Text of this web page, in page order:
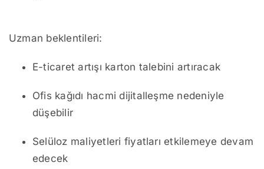
Uzman beklentileri:
E-ticaret artışı karton talebini artıracak
Ofis kağıdı hacmi dijitalleşme nedeniyle
düşebilir
Selüloz maliyetleri fiyatları etkilemeye devam
edecek